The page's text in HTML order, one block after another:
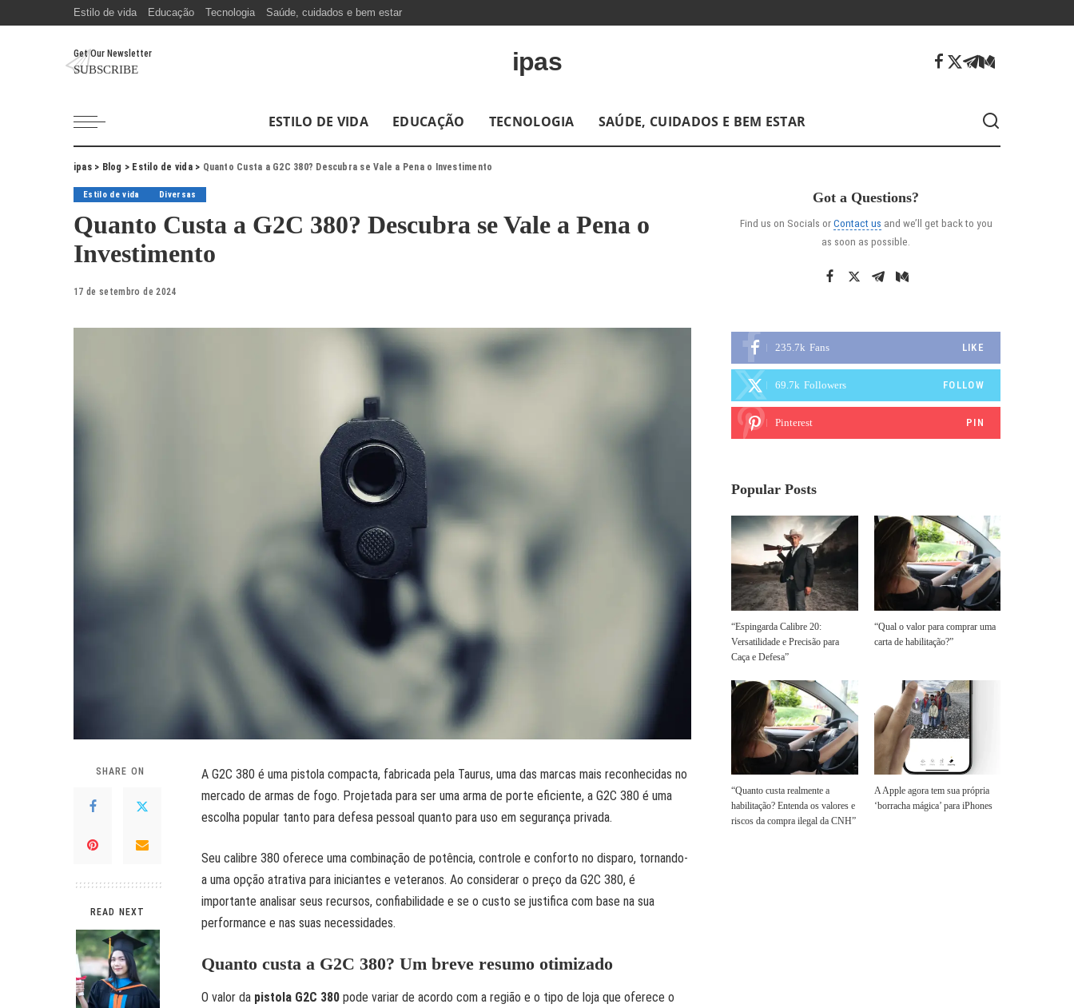
Estilo de vida Educação Tecnologia Saúde, cuidados e bem estar
Get Our Newsletter
SUBSCRIBE ipas
ESTILO DE VIDA EDUCAÇÃO TECNOLOGIA SAÚDE, CUIDADOS E BEM ESTAR
ipas> Blog > Estilo de vida> Quanto Custa a G2C 380? Descubra se Vale a Pena o Investimento
Estilo de vida Diversas
Quanto Custa a G2C 380? Descubra se Vale a Pena o
Investimento
17 de setembro de 2024
SHARE ON
READ NEXT
A G2C 380 é uma pistola compacta, fabricada pela Taurus, uma das marcas mais reconhecidas no
mercado de armas de fogo. Projetada para ser uma arma de porte eficiente, a G2C 380 é uma
escolha popular tanto para defesa pessoal quanto para uso em segurança privada.
Seu calibre 380 oferece uma combinação de potência, controle e conforto no disparo, tornando-
a uma opção atrativa para iniciantes e veteranos. Ao considerar o preço da G2C 380, é
importante analisar seus recursos, confiabilidade e se o custo se justifica com base na sua
performance e nas suas necessidades.
Quanto custa a G2C 380? Um breve resumo otimizado
O valor da pistola G2C 380 pode variar de acordo com a região e o tipo de loja que oferece o
Got a Questions?
Find us on Socials orContact us and we’ll get back to you
as soon as possible.
235.7k Fans LIKE
69.7k Followers FOLLOW
Pinterest PIN
Popular Posts
“Espingarda Calibre 20:
Versatilidade e Precisão para
Caça e Defesa”
“Qual o valor para comprar uma
carta de habilitação?”
“Quanto custa realmente a
habilitação? Entenda os valores e
riscos da compra ilegal da CNH”
A Apple agora tem sua própria
‘borracha mágica’ para iPhones